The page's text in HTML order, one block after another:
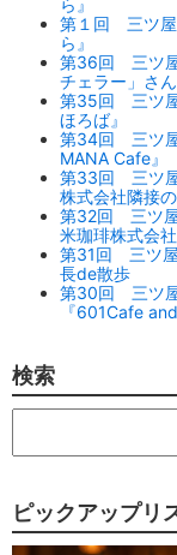
ら』
第１回 三ツ屋
ら』
第36回 三ツ
チェラー」さ
第35回 三ツ
ほろば』
第34回 三ツ
MANA Cafe』
第33回 三ツ屋
株式会社隣接
第32回 三ツ
米珈琲株式会
第31回 三ツ
長de散歩
第30回 三ツ
『601Cafe
検索
ピックアップリ